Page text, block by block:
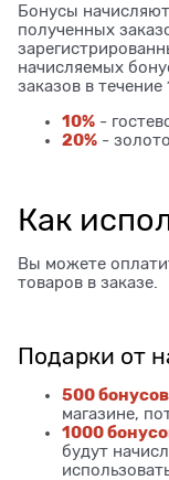
Бонусы
полученных
начисляемых
заказов в течение
10% -
20% -
Как
Вы можете
товаров в заказе.
Подарки от
500 бонусов
магазине,
1000
будут